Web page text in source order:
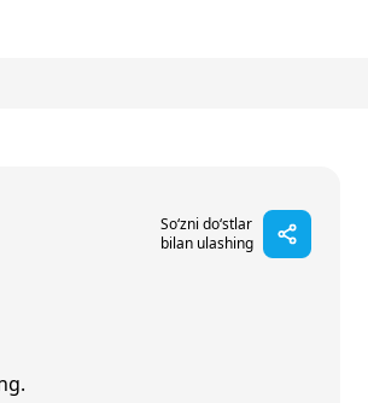
So‘zni do‘stlar
bilan ulashing